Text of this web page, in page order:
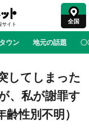
全国
ウン 地元の話題 〇
りがとう 物語がはじ
栃木県を征服！？ 県
」が生産されてます
してしまった
、私が謝罪す
性別不明）